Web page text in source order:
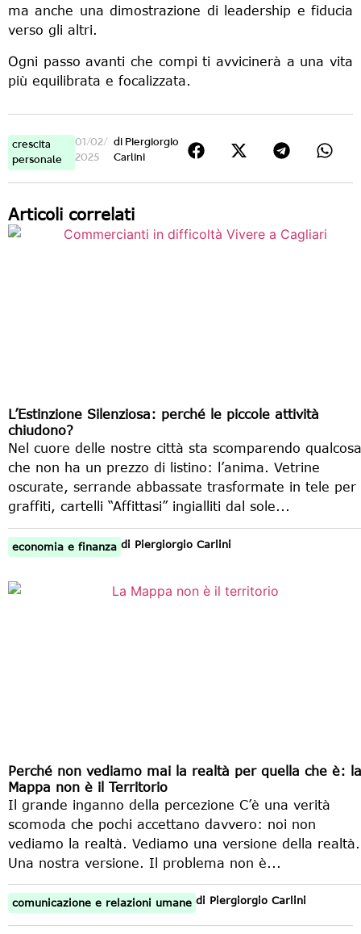
ma anche una dimostrazione di leadership e fiducia
verso gli altri.
Ogni passo avanti che compi ti avvicinerà a una vita
più equilibrata e focalizzata.
crescita
personale
01/02/
2025
di Piergiorgio
Carlini
Articoli correlati
L’Estinzione Silenziosa: perché le piccole attività
chiudono?
Nel cuore delle nostre città sta scomparendo qualcosa
che non ha un prezzo di listino: l’anima. Vetrine
oscurate, serrande abbassate trasformate in tele per
graffiti, cartelli “Affittasi” ingialliti dal sole...
economia e finanza di Piergiorgio Carlini
Perché non vediamo mai la realtà per quella che è: la
Mappa non è il Territorio
Il grande inganno della percezione C’è una verità
scomoda che pochi accettano davvero: noi non
vediamo la realtà. Vediamo una versione della realtà.
Una nostra versione. Il problema non è...
comunicazione e relazioni umane di Piergiorgio Carlini